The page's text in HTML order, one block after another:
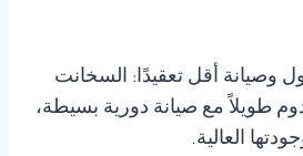
وصيانة أقل تعقيدًا: السخانت
طويلاً مع صيانة دورية بسيطة،
العالية.